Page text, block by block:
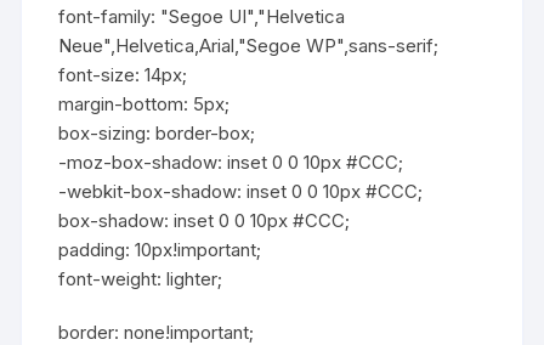
font-family: "Segoe UI","Helvetica
Neue",Helvetica,Arial,"Segoe WP",sans-serif;
font-size: 14px;
margin-bottom: 5px;
box-sizing: border-box;
-moz-box-shadow: inset 0 0 10px #CCC;
-webkit-box-shadow: inset 0 0 10px #CCC;
box-shadow: inset 0 0 10px #CCC;
padding: 10px!important;
font-weight: lighter;
border: none!important;